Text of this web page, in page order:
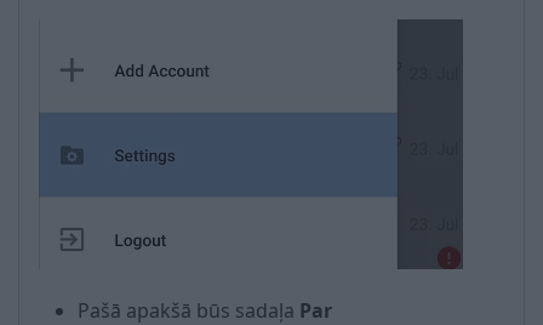
Pašā apakšā būs sadaļa Par